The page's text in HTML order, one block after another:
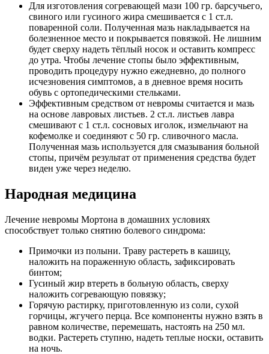
Для изготовления согревающей мази 100 гр. барсучьего,
свиного или гусиного жира смешивается с 1 ст.л.
поваренной соли. Полученная мазь накладывается на
болезненное место и покрывается повязкой. Не лишним
будет сверху надеть тёплый носок и оставить компресс
до утра. Чтобы лечение стопы было эффективным,
проводить процедуру нужно ежедневно, до полного
исчезновения симптомов, а в дневное время носить
обувь с ортопедическими стельками.
Эффективным средством от невромы считается и мазь
на основе лавровых листьев. 2 ст.л. листьев лавра
смешивают с 1 ст.л. сосновых иголок, измельчают на
кофемолке и соединяют с 50 гр. сливочного масла.
Полученная мазь используется для смазывания больной
стопы, причём результат от применения средства будет
виден уже через неделю.
Народная медицина
Лечение невромы Мортона в домашних условиях
способствует только снятию болевого синдрома:
Примочки из полыни. Траву растереть в кашицу,
наложить на пораженную область, зафиксировать
бинтом;
Гусиный жир втереть в больную область, сверху
наложить согревающую повязку;
Горячую растирку, приготовленную из соли, сухой
горчицы, жгучего перца. Все компоненты нужно взять в
равном количестве, перемешать, настоять на 250 мл.
водки. Растереть ступню, надеть теплые носки, оставить
на ночь.